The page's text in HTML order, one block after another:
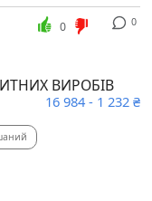
0
0
ВИРОБІВ
16 984 - 1 232 ₴